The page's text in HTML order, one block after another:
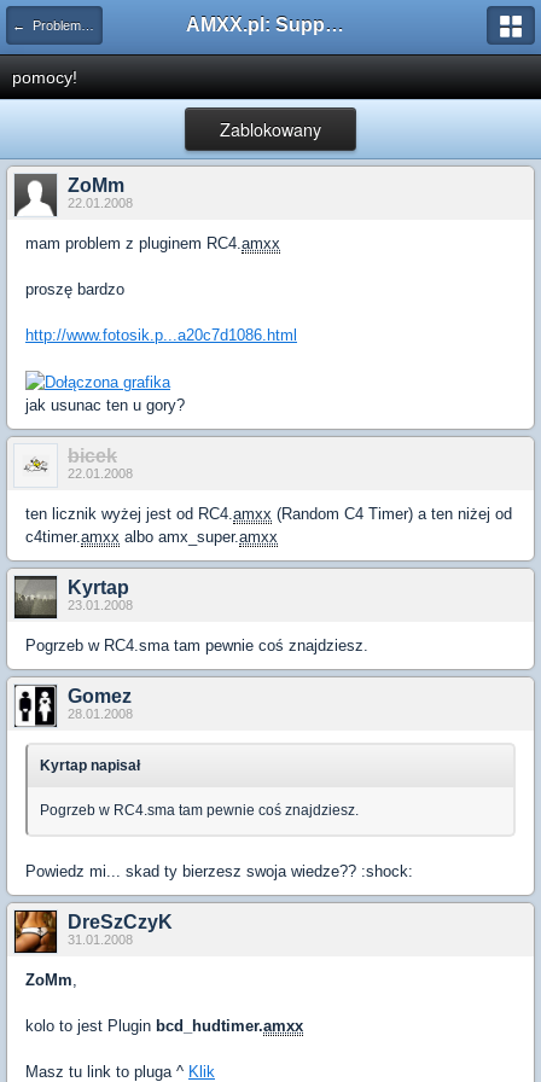
← Problemy z pluginami AMXX.pl: Support AMX Mod X i SourceMod
pomocy!
Zablokowany
ZoMm
22.01.2008
mam problem z pluginem RC4.amxx
proszę bardzo
http://www.fotosik.p...a20c7d1086.html
jak usunac ten u gory?
bicek
22.01.2008
ten licznik wyżej jest od RC4.amxx (Random C4 Timer) a ten niżej od
c4timer.amxx albo amx_super.amxx
Kyrtap
23.01.2008
Pogrzeb w RC4.sma tam pewnie coś znajdziesz.
Gomez
28.01.2008
Kyrtap napisał
Pogrzeb w RC4.sma tam pewnie coś znajdziesz.
Powiedz mi... skad ty bierzesz swoja wiedze?? :shock:
DreSzCzyK
31.01.2008
ZoMm,
kolo to jest Plugin bcd_hudtimer.amxx
Masz tu link to pluga ^ Klik